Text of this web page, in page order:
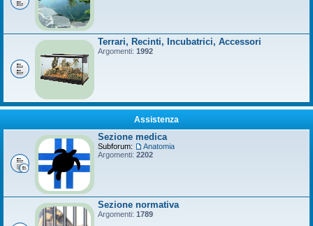
Terrari, Recinti, Incubatrici, Accessori
Argomenti: 1992
Assistenza
Sezione medica
Subforum:
Anatomia
Argomenti: 2202
Sezione normativa
Argomenti: 1789